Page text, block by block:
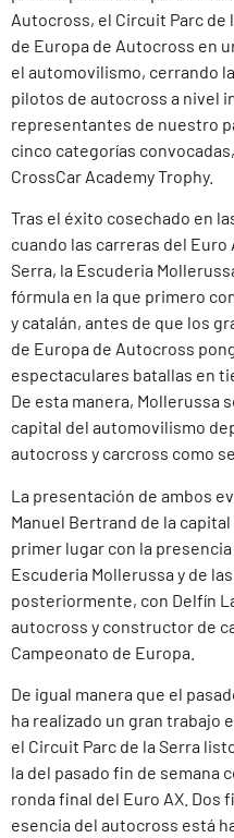
Autocross, el Circuit Parc de
de Europa de Autocross en
el automovilismo, cerrando
pilotos de autocross a nivel
representantes de nuestro
cinco categorías
CrossCar Academy Trophy.
Tras el éxito cosechado en
cuando las carreras del Euro
Serra, la Escuderia
fórmula en la que primero
y catalán, antes de que los
de Europa de Autocross
espectaculares batallas en
De esta manera, Mollerussa
capital del automovilismo
autocross y carcross como
La presentación de ambos
Manuel Bertrand de la capital
primer lugar con la
Escuderia Mollerussa y de
posteriormente, con Delfín
autocross y constructor de
Campeonato de Europa.
De igual manera que el
ha realizado un gran trabajo
el Circuit Parc de la Serra
la del pasado fin de semana
ronda final del Euro AX. Dos
esencia del autocross está